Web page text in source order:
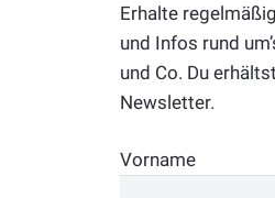
Erhalte
und Infos rund
und Co. Du
Newsletter.
Vorname